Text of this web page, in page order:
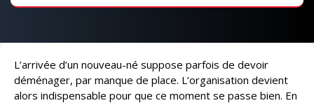
L’arrivée d’un nouveau-né suppose parfois de devoir
déménager, par manque de place. L’organisation devient
alors indispensable pour que ce moment se passe bien. En